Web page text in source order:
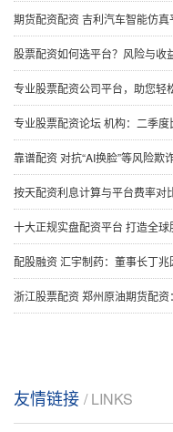
期货配资配资 吉利汽车智能仿真
股票配资如何选平台？风险与收
专业股票配资公司平台，助您轻
专业股票配资论坛 机构：二季度比亚
靠谱配资 对抗“AI换脸”等风险
按天配资利息计算与平台费率对
十大正规实盘配资平台 打造全球
配股融资 汇宇制药：董事长丁
浙江股票配资 郑州原油期货配
友情链接 / LINKS